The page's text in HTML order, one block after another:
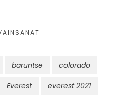
baruntse colorado
Everest everest 2021